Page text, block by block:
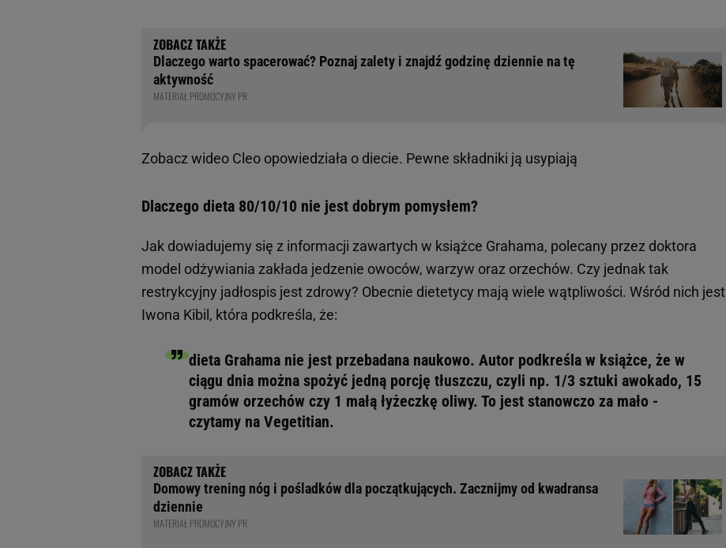
Dlaczego warto spacerować? Poznaj zalety i znajdź godzinę dziennie na tę
aktywność
MATERIAŁ PROMOCYJNY PR
Zobacz wideo Cleo opowiedziała o diecie. Pewne składniki ją usypiają
Dlaczego dieta 80/10/10 nie jest dobrym pomysłem?
Jak dowiadujemy się z informacji zawartych w książce Grahama, polecany przez doktora
model odżywiania zakłada jedzenie owoców, warzyw oraz orzechów. Czy jednak tak
restrykcyjny jadłospis jest zdrowy? Obecnie dietetycy mają wiele wątpliwości. Wśród nich jest
Iwona Kibil, która podkreśla, że:
dieta Grahama nie jest przebadana naukowo. Autor podkreśla w książce, że w
ciągu dnia można spożyć jedną porcję tłuszczu, czyli np. 1/3 sztuki awokado, 15
gramów orzechów czy 1 małą łyżeczkę oliwy. To jest stanowczo za mało -
czytamy na Vegetitian.
Domowy trening nóg i pośladków dla początkujących. Zacznijmy od kwadransa
dziennie
MATERIAŁ PROMOCYJNY PR